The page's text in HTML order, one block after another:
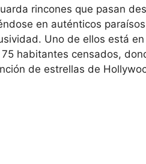
rincones que pasan
en auténticos
Uno de ellos está
habitantes censados,
de estrellas de